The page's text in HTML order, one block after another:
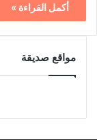
أكمل القراءة »
مواقع صديقة